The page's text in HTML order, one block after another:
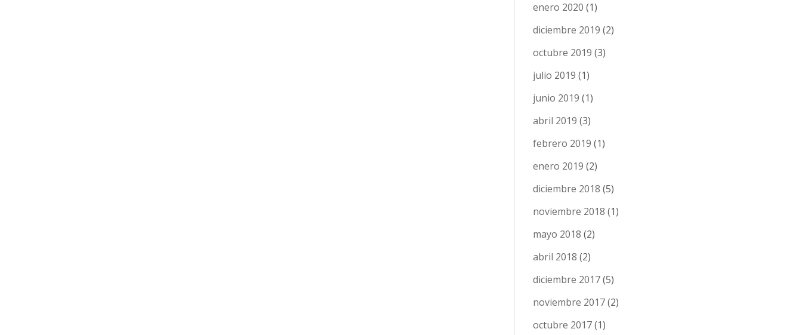
enero 2020 (1)
diciembre 2019 (2)
octubre 2019 (3)
julio 2019 (1)
junio 2019 (1)
abril 2019 (3)
febrero 2019 (1)
enero 2019 (2)
diciembre 2018 (5)
noviembre 2018 (1)
mayo 2018 (2)
abril 2018 (2)
diciembre 2017(5)
noviembre 2017(2)
octubre 2017(1)